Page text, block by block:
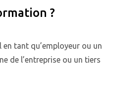
?
tant qu’employeur ou un
de l’entreprise ou un tiers